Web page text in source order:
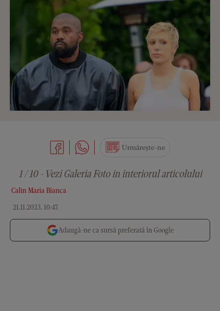
Calin Maria Bianca
21.11.2023, 10:47.
Urmărește-ne
1 / 10 - Vezi Galeria Foto in interiorul articolului
Adaugă-ne ca sursă preferată în Google